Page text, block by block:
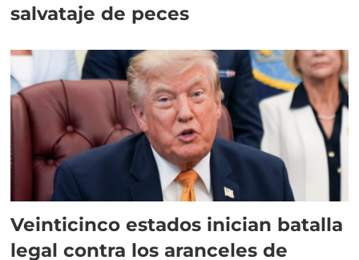
salvataje de peces
Veinticinco estados inician batalla
legal contra los aranceles de